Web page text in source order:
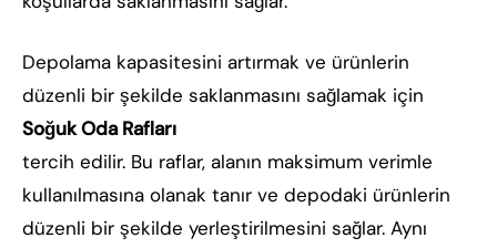
Depolama kapasitesini artırmak ve ürünlerin
düzenli bir şekilde saklanmasını sağlamak için
Soğuk Oda Rafları
tercih edilir. Bu raflar, alanın maksimum verimle
kullanılmasına olanak tanır ve depodaki ürünlerin
düzenli bir şekilde yerleştirilmesini sağlar. Aynı